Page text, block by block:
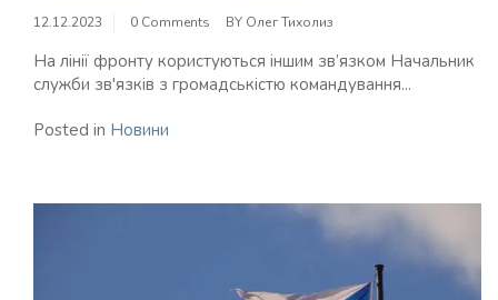
12.12.2023 0 Comments BY Олег Тихолиз
На лінії фронту користуються іншим зв’язком Начальник
служби зв'язків з громадськістю командування...
Posted in Новини